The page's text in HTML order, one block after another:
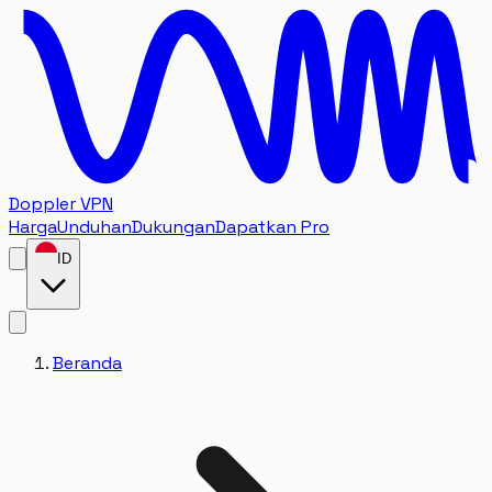
Doppler VPN
HargaUnduhanDukunganDapatkan Pro
ID
Beranda